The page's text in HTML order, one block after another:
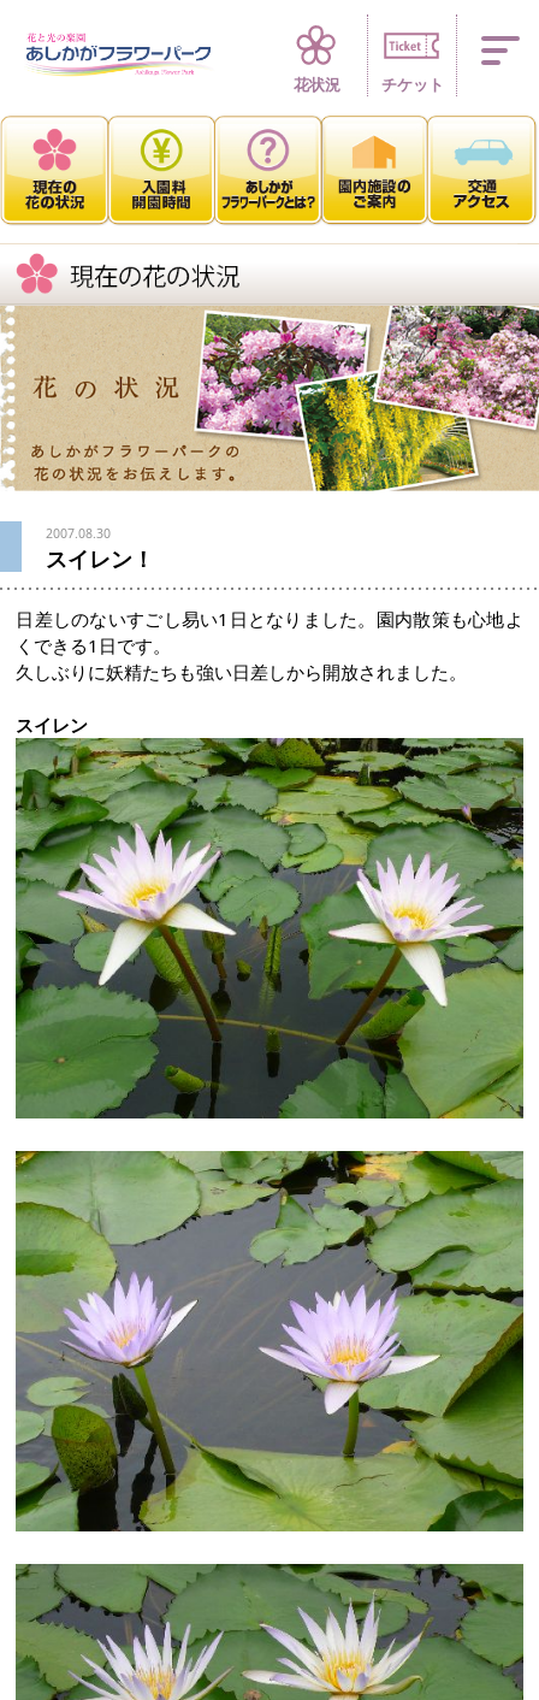
四季折々 花の
花状況 チケット
2007.08.30
スイレン！
日差しのないすごし易い1日となりました。園内散策も心地よ
くできる1日です。
久しぶりに妖精たちも強い日差しから開放されました。
スイレン